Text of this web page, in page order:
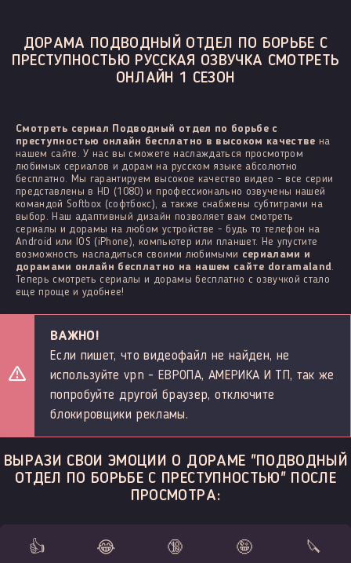
ДОРАМА ПОДВОДНЫЙ ОТДЕЛ ПО БОРЬБЕ С
ПРЕСТУПНОСТЬЮ РУССКАЯ ОЗВУЧКА СМОТРЕТЬ
ОНЛАЙН 1 СЕЗОН
Смотреть сериал Подводный отдел по борьбе с
преступностью онлайн бесплатно в высоком качестве на
нашем сайте. У нас вы сможете наслаждаться просмотром
любимых сериалов и дорам на русском языке абсолютно
бесплатно. Мы гарантируем высокое качество видео - все серии
представлены в HD (1080) и профессионально озвучены нашей
командой Softbox (софтбокс), а также снабжены субтитрами на
выбор. Наш адаптивный дизайн позволяет вам смотреть
сериалы и дорамы на любом устройстве - будь то телефон на
Android или IOS (iPhone), компьютер или планшет. Не упустите
возможность насладиться своими любимыми сериалами и
дорамами онлайн бесплатно на нашем сайте doramaland
Теперь смотреть сериалы и дорамы бесплатно с озвучкой стало
еще проще и удобнее!
ВАЖНО!
Если пишет, что видеофайл не найден, не
используйте vpn - ЕВРОПА, АМЕРИКА И ТП, так же
попробуйте другой браузер, отключите
блокировщики рекламы.
ВЫРАЗИ СВОИ ЭМОЦИИ О ДОРАМЕ "ПОДВОДНЫЙ
ОТДЕЛ ПО БОРЬБЕ С ПРЕСТУПНОСТЬЮ" ПОСЛЕ
ПРОСМОТРА:
👍 😂 🔞 🤪 🔪